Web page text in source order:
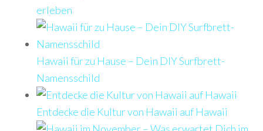
erleben
Hawaii für zu Hause – Dein DIY Surfbrett-
Namensschild
Entdecke die Kultur von Hawaii auf Hawaii